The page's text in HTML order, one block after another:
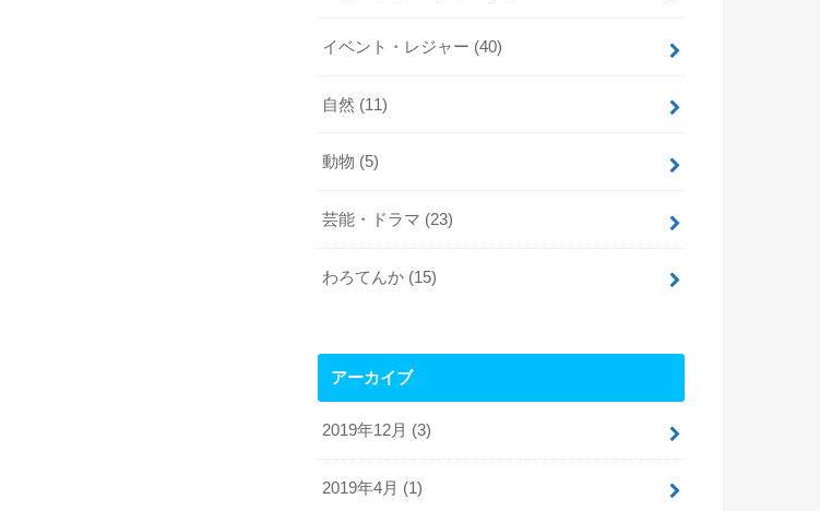
イベント・レジャー (40)
自然 (11)
動物 (5)
芸能・ドラマ (23)
わろてんか (15)
アーカイブ
2019年12月 (3)
2019年4月 (1)